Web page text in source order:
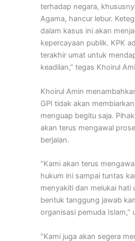
terhadap negara,
Agama, hancur lebur.
dalam kasus ini akan
kepercayaan publik. KPK
terakhir umat untuk
keadilan,” tegas Khoirul
Khoirul Amin
GPI tidak akan
menguap begitu saja.
akan terus mengawal
berjalan.
“Kami akan terus
hukum ini sampai tuntas
menyakiti dan melukai hati
bentuk tanggung jawab
organisasi pemuda Islam,”
“Kami juga akan segera